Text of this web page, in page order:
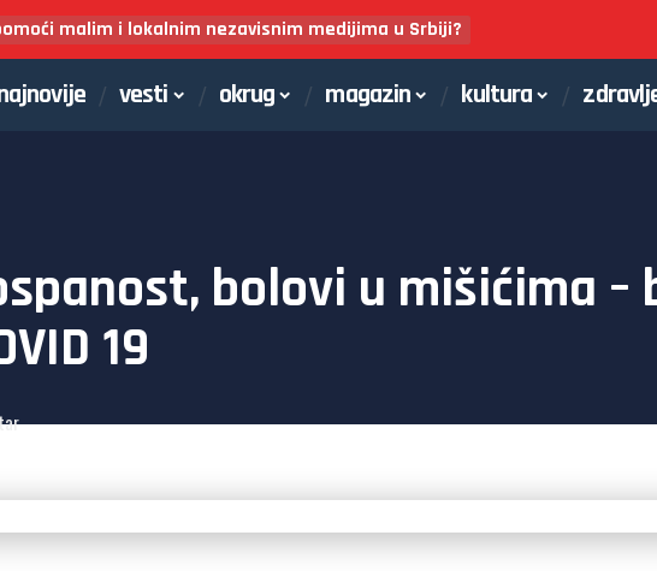
malim i lokalnim nezavisnim medijima u Srbiji?
vesti okrug magazin kultura
bolovi u mišićima
19